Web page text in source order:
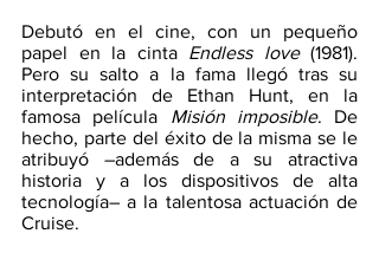
Debutó en el cine, con un pequeño
papel en la cinta Endless love (1981).
Pero su salto a la fama llegó tras su
interpretación de Ethan Hunt, en la
famosa película Misión imposible. De
hecho, parte del éxito de la misma se le
atribuyó –además de a su atractiva
historia y a los dispositivos de alta
tecnología– a la talentosa actuación de
Cruise.